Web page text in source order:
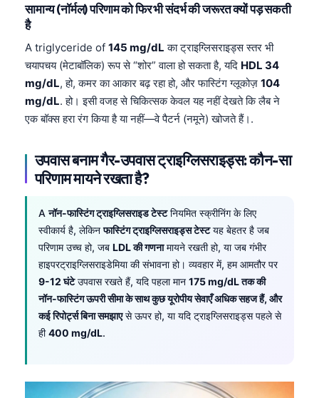
सामान्य (नॉर्मल) परिणाम को फिर भी संदर्भ की जरूरत क्यों पड़ सकती
है
A triglyceride of 145 mg/dL का ट्राइग्लिसराइड्स स्तर भी
चयापचय (मेटाबॉलिक) रूप से “शोर” वाला हो सकता है, यदि HDL 34
mg/dL, हो, कमर का आकार बढ़ रहा हो, और फास्टिंग ग्लूकोज़ 104
mg/dL. हो। इसी वजह से चिकित्सक केवल यह नहीं देखते कि लैब ने
एक बॉक्स हरा रंग किया है या नहीं—वे पैटर्न (नमूने) खोजते हैं।.
उपवास बनाम गैर-उपवास ट्राइग्लिसराइड्स: कौन-सा
परिणाम मायने रखता है?
Aनॉन-फास्टिंग ट्राइग्लिसराइड टेस्टनियमित स्क्रीनिंग के लिए
स्वीकार्य है, लेकिनफास्टिंग ट्राइग्लिसराइड्स टेस्टयह बेहतर है जब
परिणाम उच्च हो, जब LDL की गणनामायने रखती हो, या जब गंभीर
हाइपरट्राइग्लिसराइडेमिया की संभावना हो। व्यवहार में, हम आमतौर पर
9-12 घंटेउपवास रखते हैं, यदि पहला मान 175 mg/dL तक की
नॉन-फास्टिंग ऊपरी सीमा के साथ कुछ यूरोपीय सेवाएँ अधिक सहज हैं, और
कई रिपोर्ट्स बिना समझाएसे ऊपर हो, या यदि ट्राइग्लिसराइड्स पहले से
ही400 mg/dL.